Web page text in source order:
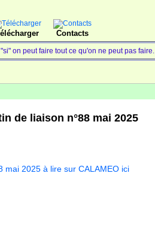
Contacts
on peut faire tout ce qu'on ne peut pas faire.
de liaison n°88 mai 2025
mai 2025 à lire sur CALAMEO ici